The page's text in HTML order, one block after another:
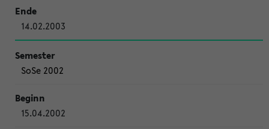
14.02.2003
SoSe 2002
15.04.2002